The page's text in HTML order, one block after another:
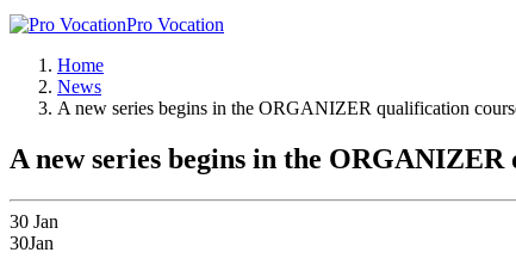
Pro Vocation
Home
News
A new series begins in the ORGANIZER qualification
A new series begins in the
30 Jan
30Jan